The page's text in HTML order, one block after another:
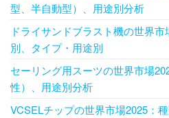
型、半自動型）、用途別分析
ドライサンドブラスト機の世界
別、タイプ・用途別
セーリング用スーツの世界市場
性）、用途別分析
VCSELチップの世界市場2025：